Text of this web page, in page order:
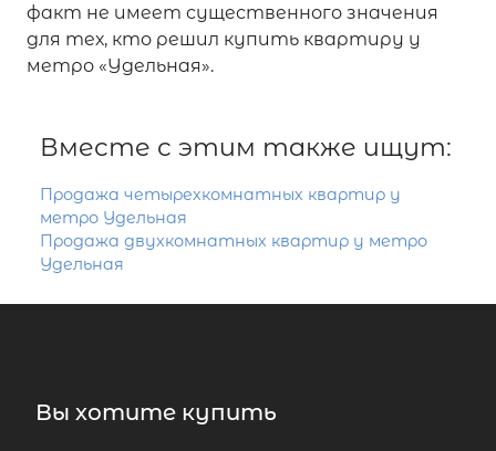
факт не имеет существенного значения
для тех, кто решил купить квартиру у
метро «Удельная».
Вместе с этим также ищут:
Продажа четырехкомнатных квартир у
метро Удельная
Продажа двухкомнатных квартир у метро
Удельная
Вы хотите купить